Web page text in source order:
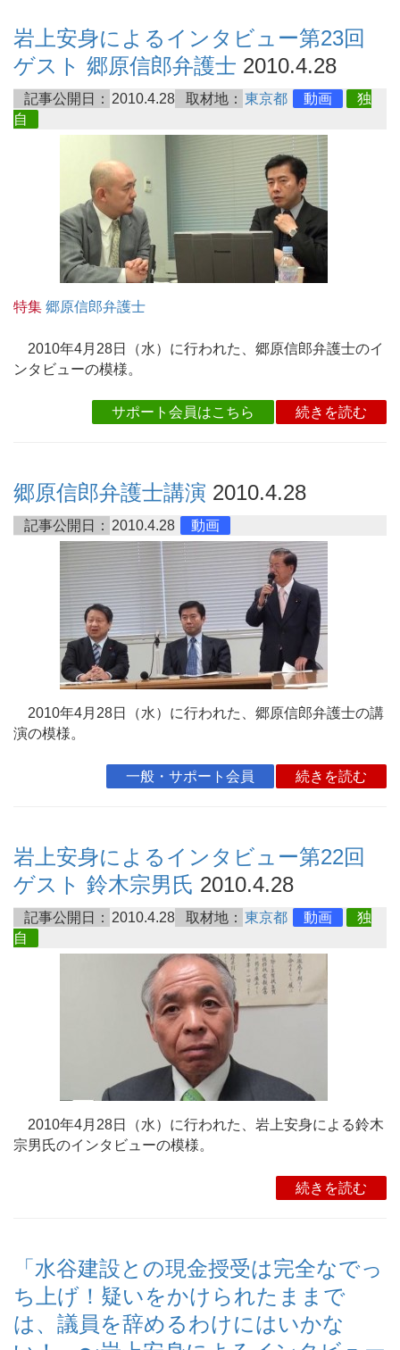
岩上安身によるインタビュー第23回
ゲスト 郷原信郎弁護士 2010.4.28
記事公開日： 2010.4.28 取材地： 東京都 動画
独
自
特集 郷原信郎弁護士
2010年4月28日（水）に行われた、郷原信郎弁護士のイ
ンタビューの模様。
サポート会員はこちら 続きを読む
郷原信郎弁護士講演 2010.4.28
記事公開日： 2010.4.28 動画
2010年4月28日（水）に行われた、郷原信郎弁護士の講
演の模様。
一般・サポート会員 続きを読む
岩上安身によるインタビュー第22回
ゲスト 鈴木宗男氏 2010.4.28
記事公開日： 2010.4.28 取材地： 東京都 動画
独
自
2010年4月28日（水）に行われた、岩上安身による鈴木
宗男氏のインタビューの模様。
続きを読む
「水谷建設との現金授受は完全なでっ
ち上げ！疑いをかけられたままで
は、議員を辞めるわけにはいかな